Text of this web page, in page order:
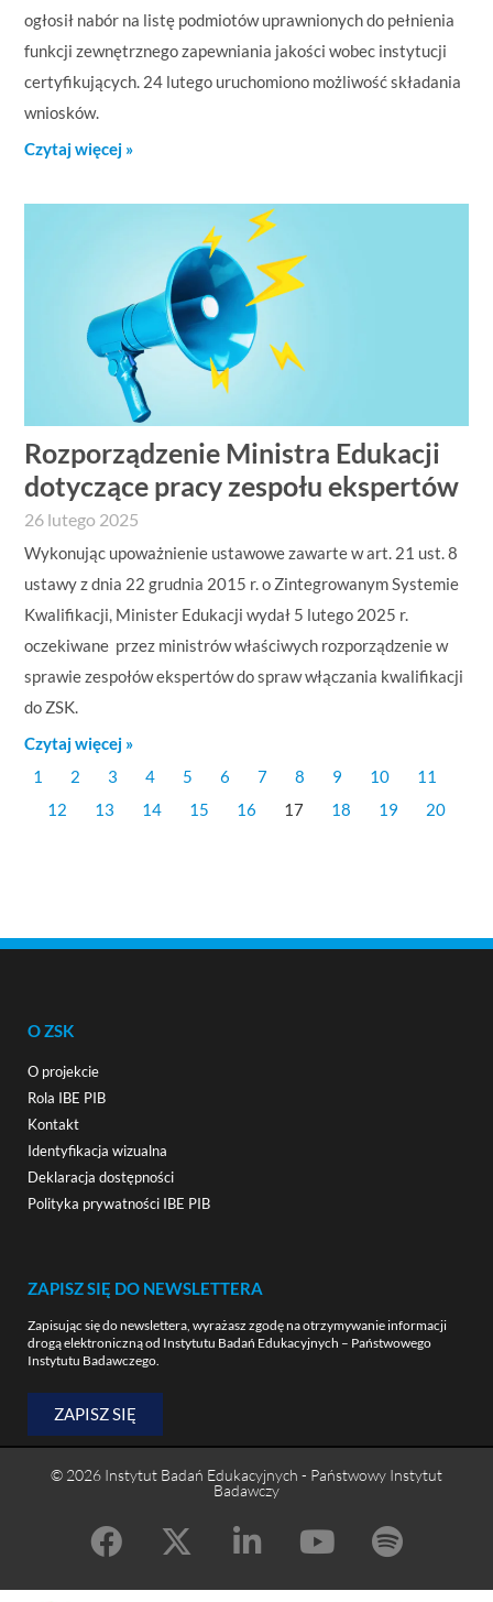
ogłosił nabór na listę podmiotów uprawnionych do pełnienia
funkcji zewnętrznego zapewniania jakości wobec instytucji
certyfikujących. 24 lutego uruchomiono możliwość składania
wniosków.
Czytaj więcej »
Rozporządzenie Ministra Edukacji
dotyczące pracy zespołu ekspertów
26 lutego 2025
Wykonując upoważnienie ustawowe zawarte w art. 21 ust. 8
ustawy z dnia 22 grudnia 2015 r. o Zintegrowanym Systemie
Kwalifikacji, Minister Edukacji wydał 5 lutego 2025 r.
oczekiwane przez ministrów właściwych rozporządzenie w
sprawie zespołów ekspertów do spraw włączania kwalifikacji
do ZSK.
Czytaj więcej »
1
2 3 4 5 6 7 8 9 10
11
12
13 14 15 16 17 18 19 20
O ZSK
O projekcie
Rola IBE PIB
Kontakt
Identyfikacja wizualna
Deklaracja dostępności
Polityka prywatności IBE PIB
ZAPISZ SIĘ DO NEWSLETTERA
Zapisując się do newslettera, wyrażasz zgodę na otrzymywanie informacji
drogą elektroniczną od Instytutu Badań Edukacyjnych – Państwowego
Instytutu Badawczego.
ZAPISZ SIĘ
© 2026 Instytut Badań Edukacyjnych - Państwowy Instytut
Badawczy